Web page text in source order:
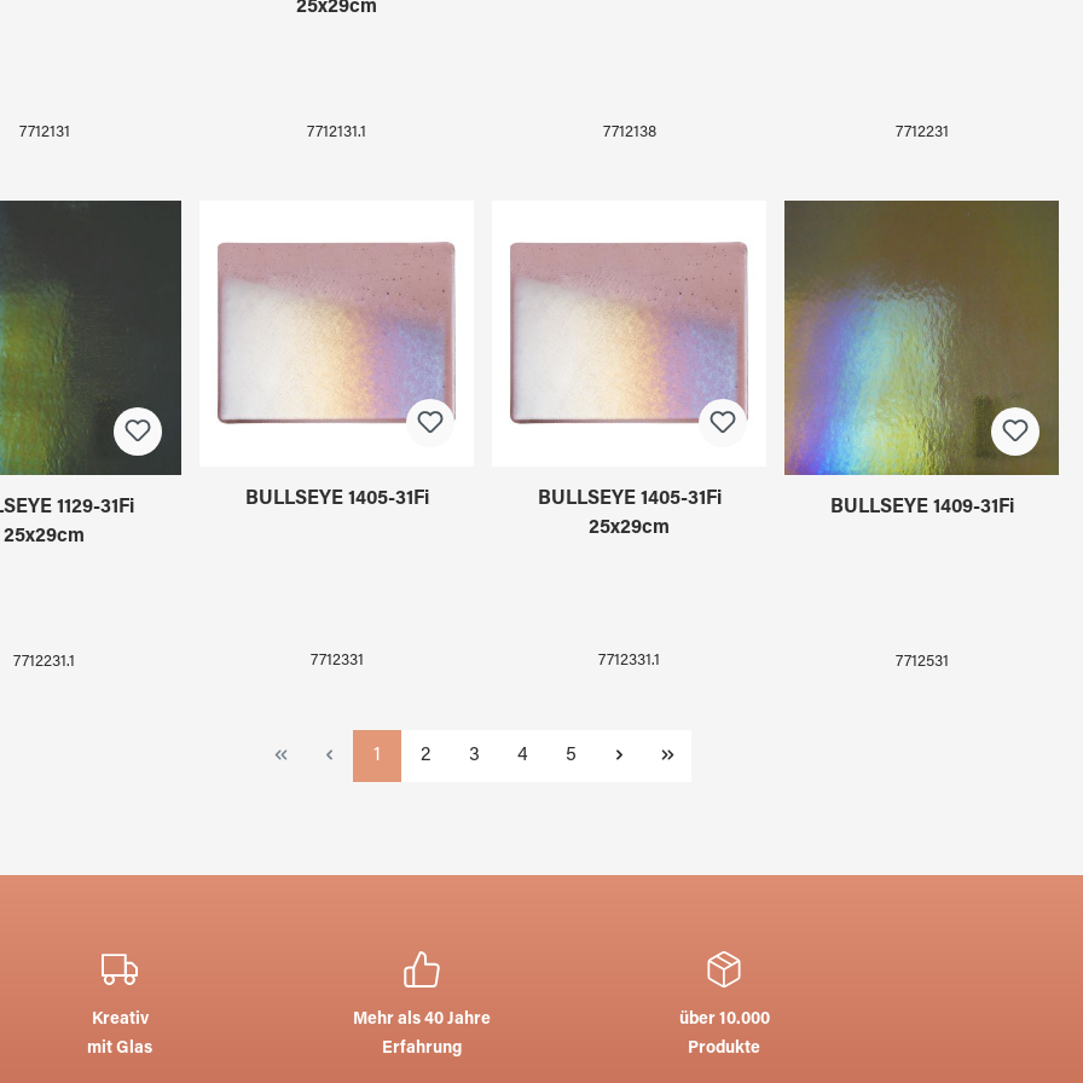
7712131
25x29cm
7712131.1 7712138 7712231
1129-31Fi
25x29cm
7712231.1
BULLSEYE 1405-31Fi
7712331
BULLSEYE 1405-31Fi
25x29cm
7712331.1
BULLSEYE 1409-31Fi
7712531
Seite
1 Seite
2 Seite
3 Seite
4 Seite
5
Kreativ
mit Glas
Mehr als 40 Jahre
Erfahrung
über 10.000
Produkte